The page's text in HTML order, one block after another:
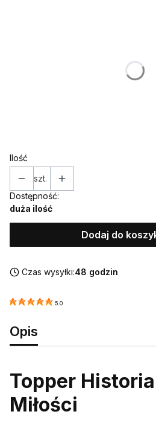
Ilość
szt.
Dostępność:
duża ilość
Dodaj do
Czas wysyłki:48 godzin
5.0
Opis
Topper
Miłości